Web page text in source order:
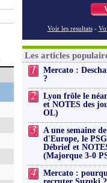
Voir les resultats -
Les articles
1
Mercato :
?
2
Lyon frôle le
et NOTES des
OL)
3
A une semaine
d'Europe, le
Débrief et
(Majorque 3-0
4
Mercato :